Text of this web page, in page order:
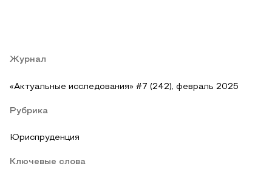
Журнал
«Актуальные исследования» #7 (242), февраль 2025
Рубрика
Юриспруденция
Ключевые слова